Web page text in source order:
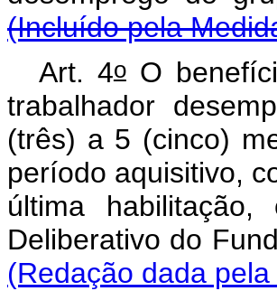
(Incluído pela
Art. 4oO
trabalhador
(três) a 5 (cinco)
período aquisitivo,
última
Deliberativo do
(Redação dada